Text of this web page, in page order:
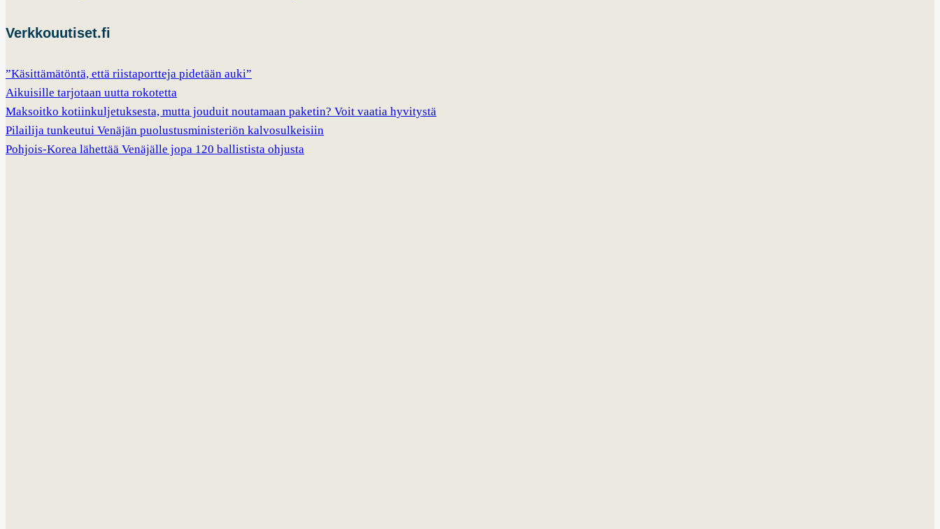
Verkkouutiset.fi
”Käsittämätöntä, että riistaportteja pidetään auki”
Aikuisille tarjotaan uutta rokotetta
Maksoitko kotiinkuljetuksesta, mutta jouduit noutamaan paketin? Voit vaatia hyvitystä
Pilailija tunkeutui Venäjän puolustusministeriön kalvosulkeisiin
Pohjois-Korea lähettää Venäjälle jopa 120 ballistista ohjusta